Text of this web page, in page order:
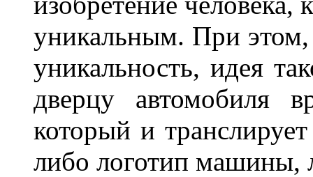
уникальным. При этом,
уникальность, идея
дверцу автомобиля
который и
либо логотип машины,